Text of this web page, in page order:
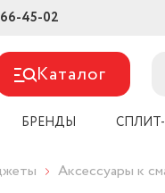
45-02
Каталог
БРЕНДЫ
Аксессуары к